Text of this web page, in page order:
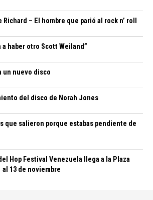
– El hombre que parió al rock n’ roll
haber otro Scott Weiland”
un nuevo disco
del disco de Norah Jones
que salieron porque estabas pendiente de
Hop Festival Venezuela llega a la Plaza
13 de noviembre